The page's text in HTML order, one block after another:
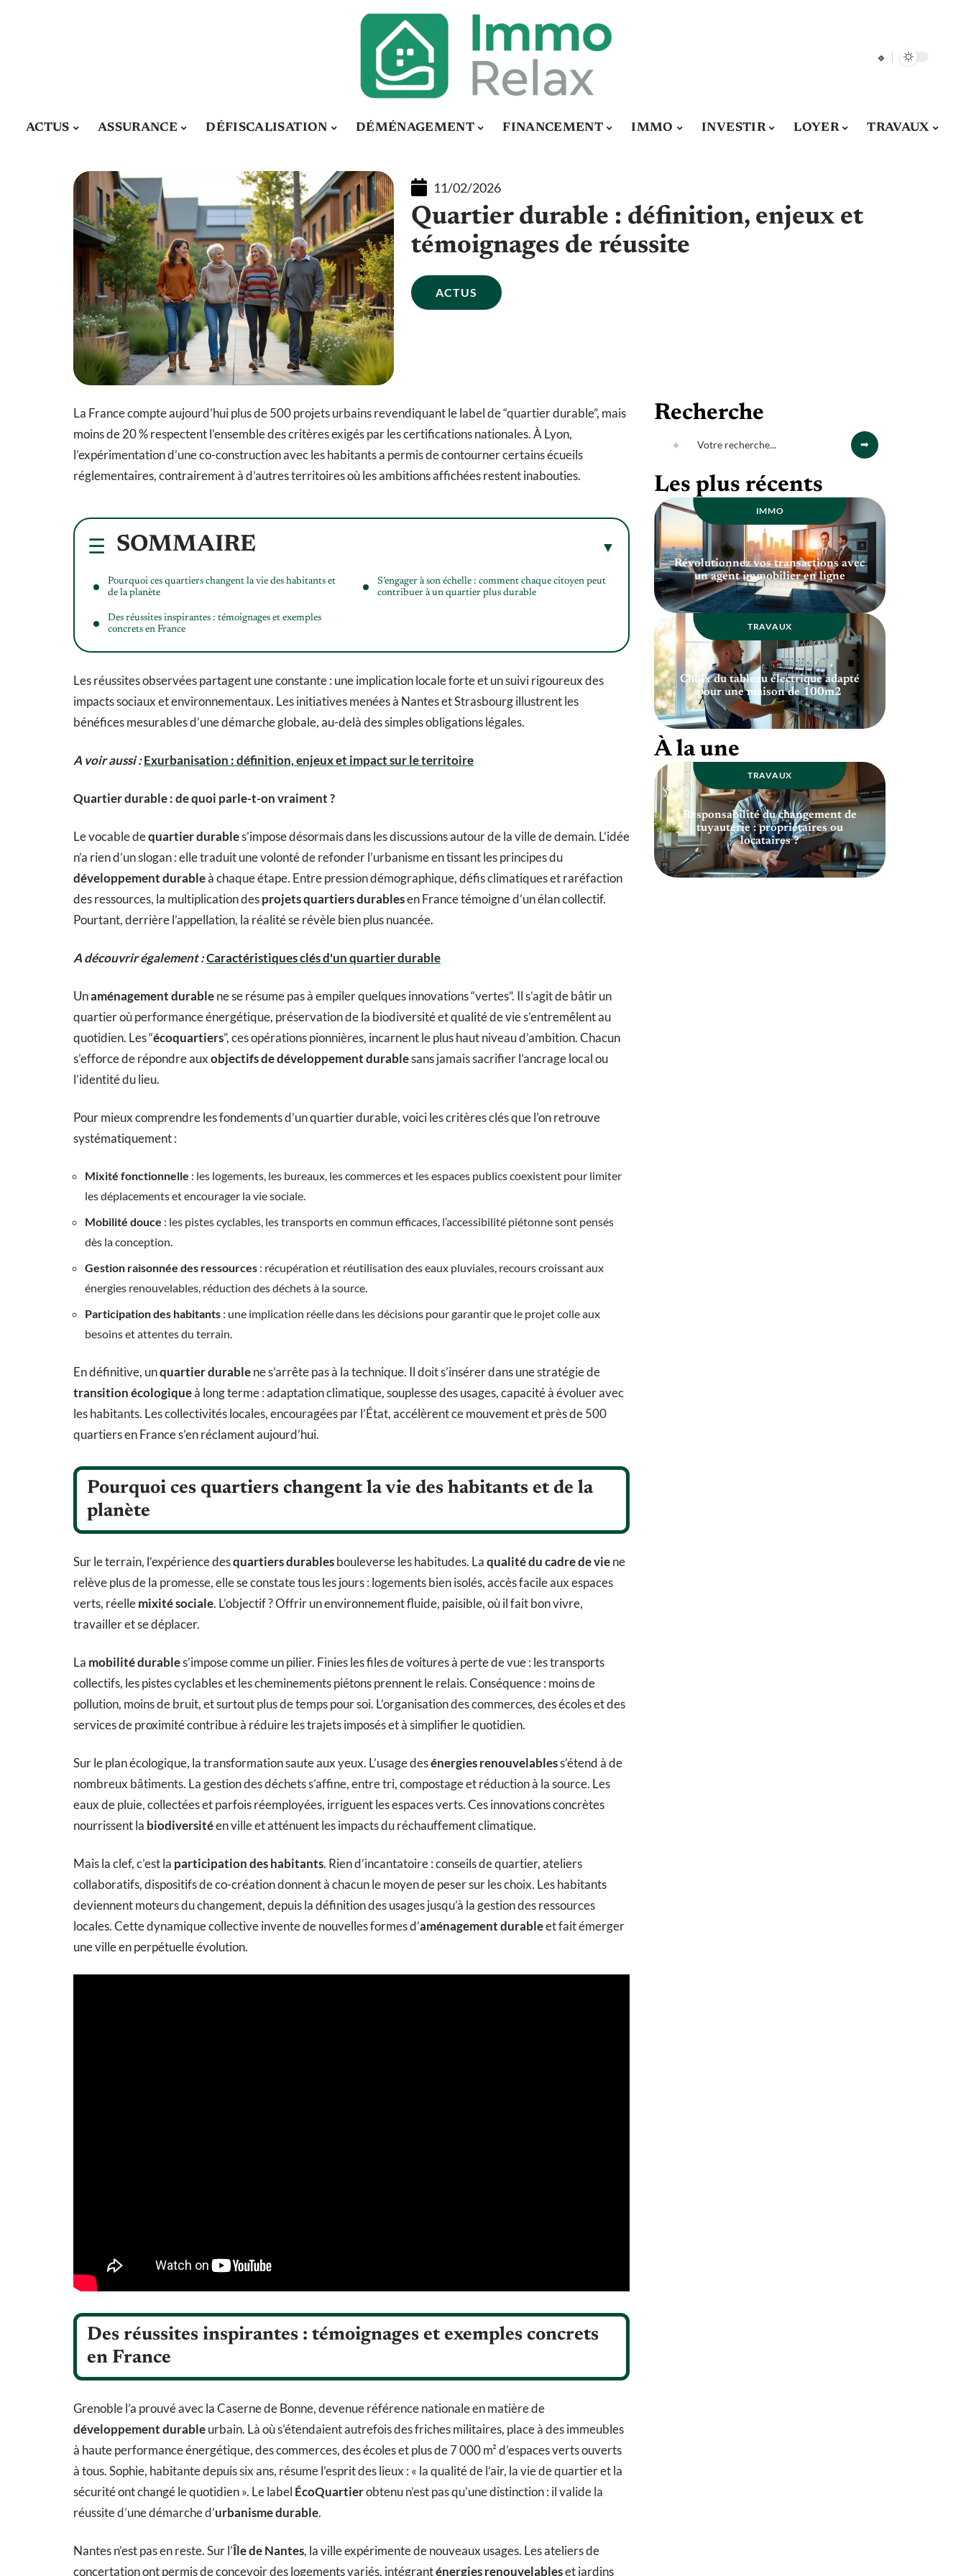
ACTUS ASSURANCE DÉFISCALISATION DÉMÉNAGEMENT FINANCEMENT IMMO INVESTIR LOYER TRAVAUX
11/02/2026
Quartier durable : définition, enjeux et
témoignages de réussite
ACTUS
La France compte aujourd’hui plus de 500 projets urbains revendiquant le label de “quartier durable”, mais
moins de 20 % respectent l’ensemble des critères exigés par les certifications nationales. À Lyon,
l’expérimentation d’une co-construction avec les habitants a permis de contourner certains écueils
réglementaires, contrairement à d’autres territoires où les ambitions affichées restent inabouties.
SOMMAIRE
Pourquoi ces quartiers changent la vie des habitants et
de la planète
Des réussites inspirantes : témoignages et exemples
concrets en France
S’engager à son échelle : comment chaque citoyen peut
contribuer à un quartier plus durable
Les réussites observées partagent une constante : une implication locale forte et un suivi rigoureux des
impacts sociaux et environnementaux. Les initiatives menées à Nantes et Strasbourg illustrent les
bénéfices mesurables d’une démarche globale, au-delà des simples obligations légales.
A voir aussi :Exurbanisation : définition, enjeux et impact sur le territoire
Quartier durable : de quoi parle-t-on vraiment ?
Le vocable dequartier durables’impose désormais dans les discussions autour de la ville de demain. L’idée
n’a rien d’un slogan : elle traduit une volonté de refonder l’urbanisme en tissant les principes du
développement durableà chaque étape. Entre pression démographique, défis climatiques et raréfaction
des ressources, la multiplication desprojets quartiers durablesen France témoigne d’un élan collectif.
Pourtant, derrière l’appellation, la réalité se révèle bien plus nuancée.
A découvrir également :Caractéristiques clés d'un quartier durable
Unaménagement durablene se résume pas à empiler quelques innovations “vertes”. Il s’agit de bâtir un
quartier où performance énergétique, préservation de la biodiversité et qualité de vie s’entremêlent au
quotidien. Les “écoquartiers”, ces opérations pionnières, incarnent le plus haut niveau d’ambition. Chacun
s’efforce de répondre auxobjectifs de développement durablesans jamais sacrifier l’ancrage local ou
l’identité du lieu.
Pour mieux comprendre les fondements d’un quartier durable, voici les critères clés que l’on retrouve
systématiquement :
Mixité fonctionnelle : les logements, les bureaux, les commerces et les espaces publics coexistent pour limiter
les déplacements et encourager la vie sociale.
Mobilité douce : les pistes cyclables, les transports en commun efficaces, l’accessibilité piétonne sont pensés
dès la conception.
Gestion raisonnée des ressources : récupération et réutilisation des eaux pluviales, recours croissant aux
énergies renouvelables, réduction des déchets à la source.
Participation des habitants : une implication réelle dans les décisions pour garantir que le projet colle aux
besoins et attentes du terrain.
En définitive, unquartier durablene s’arrête pas à la technique. Il doit s’insérer dans une stratégie de
transition écologiqueà long terme : adaptation climatique, souplesse des usages, capacité à évoluer avec
les habitants. Les collectivités locales, encouragées par l’État, accélèrent ce mouvement et près de 500
quartiers en France s’en réclament aujourd’hui.
Pourquoi ces quartiers changent la vie des habitants et de la
planète
Sur le terrain, l’expérience desquartiers durablesbouleverse les habitudes. Laqualité du cadre de viene
relève plus de la promesse, elle se constate tous les jours : logements bien isolés, accès facile aux espaces
verts, réellemixité sociale. L’objectif ? Offrir un environnement fluide, paisible, où il fait bon vivre,
travailler et se déplacer.
La mobilité durables’impose comme un pilier. Finies les files de voitures à perte de vue : les transports
collectifs, les pistes cyclables et les cheminements piétons prennent le relais. Conséquence : moins de
pollution, moins de bruit, et surtout plus de temps pour soi. L’organisation des commerces, des écoles et des
services de proximité contribue à réduire les trajets imposés et à simplifier le quotidien.
Sur le plan écologique, la transformation saute aux yeux. L’usage desénergies renouvelabless’étend à de
nombreux bâtiments. La gestion des déchets s’affine, entre tri, compostage et réduction à la source. Les
eaux de pluie, collectées et parfois réemployées, irriguent les espaces verts. Ces innovations concrètes
nourrissent la biodiversitéen ville et atténuent les impacts du réchauffement climatique.
Mais la clef, c’est la participation des habitants. Rien d’incantatoire : conseils de quartier, ateliers
collaboratifs, dispositifs de co-création donnent à chacun le moyen de peser sur les choix. Les habitants
deviennent moteurs du changement, depuis la définition des usages jusqu’à la gestion des ressources
locales. Cette dynamique collective invente de nouvelles formes d’aménagement durableet fait émerger
une ville en perpétuelle évolution.
Des réussites inspirantes : témoignages et exemples concrets
en France
Grenoble l’a prouvé avec la Caserne de Bonne, devenue référence nationale en matière de
développement durableurbain. Là où s’étendaient autrefois des friches militaires, place à des immeubles
à haute performance énergétique, des commerces, des écoles et plus de 7 000 m² d’espaces verts ouverts
à tous. Sophie, habitante depuis six ans, résume l’esprit des lieux : « la qualité de l’air, la vie de quartier et la
sécurité ont changé le quotidien ». Le label ÉcoQuartierobtenu n’est pas qu’une distinction : il valide la
réussite d’une démarche d’urbanisme durable.
Nantes n’est pas en reste. Sur l’Île de Nantes, la ville expérimente de nouveaux usages. Les ateliers de
concertation ont permis de concevoir des logements variés, intégranténergies renouvelableset jardins
Recherche
Les plus récents
IMMO
Révolutionnez vos transactions avec
un agent immobilier en ligne
TRAVAUX
Choix du tableau électrique adapté
pour une maison de 100m2
À la une
TRAVAUX
Responsabilité du changement de
tuyauterie : propriétaires ou
locataires ?